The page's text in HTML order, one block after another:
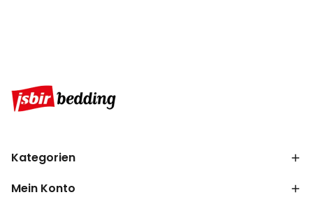
Kategorien
Mein Konto